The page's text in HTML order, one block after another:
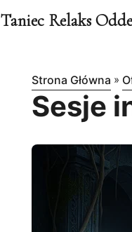
Taniec Relaks
Strona Główna »
Sesje